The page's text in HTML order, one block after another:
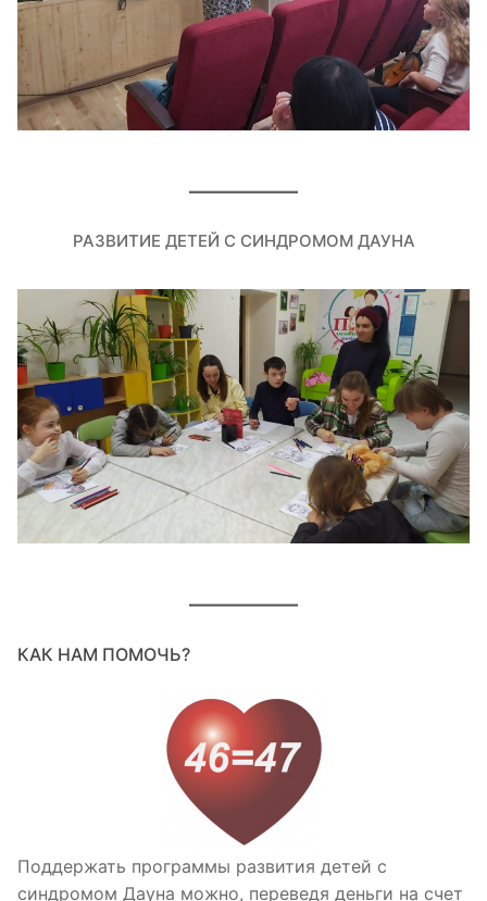
РАЗВИТИЕ ДЕТЕЙ С СИНДРОМОМ ДАУНА
КАК НАМ ПОМОЧЬ?
Поддержать программы развития детей с
синдромом Дауна можно, переведя деньги на счет